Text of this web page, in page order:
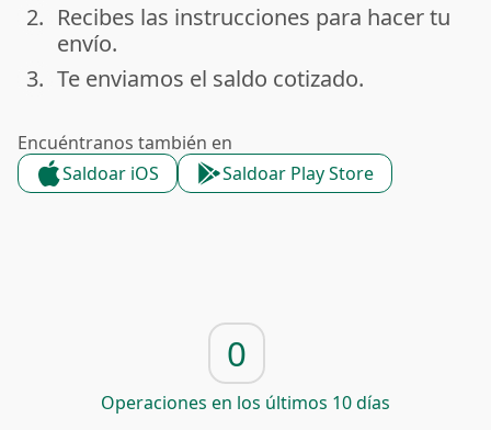
done
2. Recibes las instrucciones para hacer tu
envío.
done
3. Te enviamos el saldo cotizado.
Encuéntranos también en
Saldoar iOS
Saldoar Play Store
0
Operaciones en los últimos 10 días